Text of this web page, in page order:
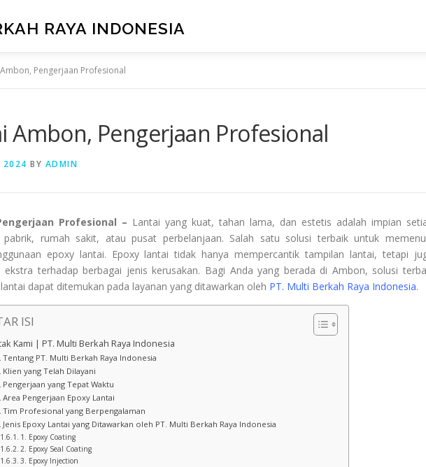
RAYA INDONESIA
Pengerjaan Profesional
Ambon, Pengerjaan Profesional
2024 BY ADMIN
Profesional – Lantai yang kuat, tahan lama, dan estetis adalah impian
rumah sakit, atau pusat perbelanjaan. Salah satu solusi terbaik untuk
epoxy lantai. Epoxy lantai tidak hanya mempercantik tampilan lantai, tetapi
ekstra terhadap berbagai jenis kerusakan. Bagi Anda yang berada di Ambon, solusi
dapat ditemukan pada layanan yang ditawarkan oleh PT. Multi Berkah Raya Indonesia.
ISI
Kami | PT. Multi Berkah Raya Indonesia
Tentang PT. Multi Berkah Raya Indonesia
Klien yang Telah Dilayani
Pengerjaan yang Tepat Waktu
Area Pengerjaan Epoxy Lantai
Tim Profesional yang Berpengalaman
Jenis Epoxy Lantai yang Ditawarkan oleh PT. Multi Berkah Raya Indonesia
1. Epoxy Coating
2. Epoxy Seal Coating
3. Epoxy Injection